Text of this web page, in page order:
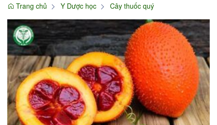
Trang chủ
Y Dược học Cây thuốc quý